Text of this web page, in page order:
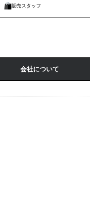
販売スタッフ
会社について